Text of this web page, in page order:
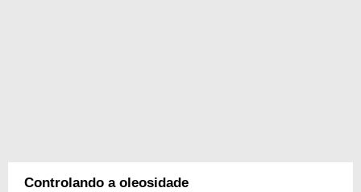
Controlando a oleosidade